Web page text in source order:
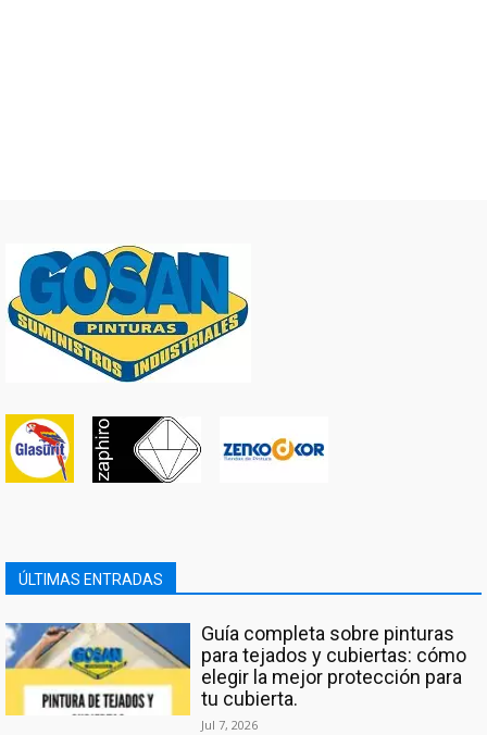
ÚLTIMAS ENTRADAS
Guía completa sobre pinturas
para tejados y cubiertas: cómo
elegir la mejor protección para
tu cubierta.
Jul 7, 2026